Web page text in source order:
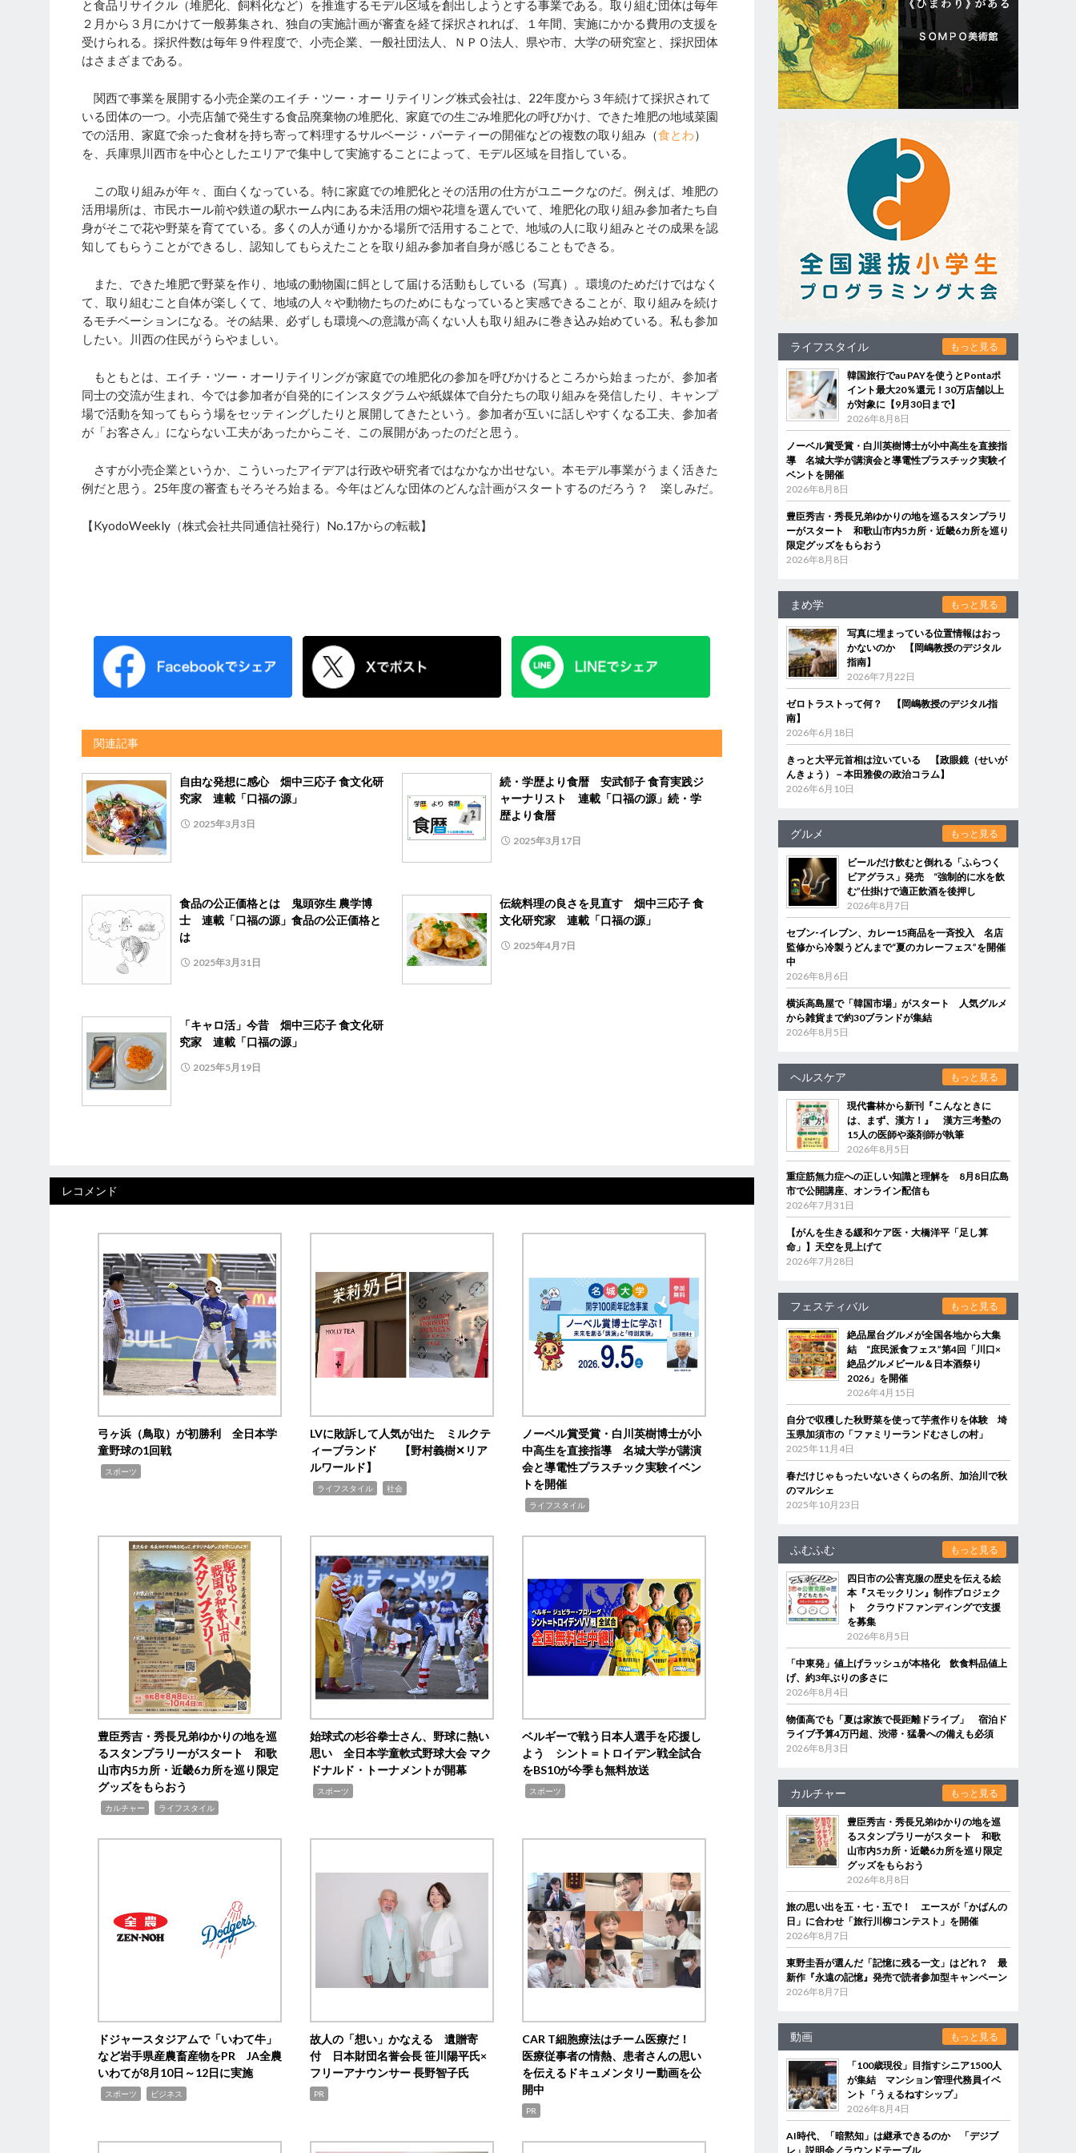
と食品リサイクル（堆肥化、飼料化など）を推進するモデル区域を創出しようとする事業である。取り組む団体は毎年
２月から３月にかけて一般募集され、独自の実施計画が審査を経て採択されれば、１年間、実施にかかる費用の支援を
受けられる。採択件数は毎年９件程度で、小売企業、一般社団法人、ＮＰＯ法人、県や市、大学の研究室と、採択団体
はさまざまである。
関西で事業を展開する小売企業のエイチ・ツー・オー リテイリング株式会社は、 22年度から３年続けて採択されて
いる団体の一つ。小売店舗で発生する食品廃棄物の堆肥化、家庭での生ごみ堆肥化の呼びかけ、できた堆肥の地域菜園
での活用、家庭で余った食材を持ち寄って料理するサルベージ・パーティーの開催などの複数の取り組み（食とわ）
を、兵庫県川西市を中心としたエリアで集中して実施することによって、モデル区域を目指している。
この取り組みが年々、面白くなっている。特に家庭での堆肥化とその活用の仕方がユニークなのだ。例えば、堆肥の
活用場所は、市民ホール前や鉄道の駅ホーム内にある未活用の畑や花壇を選んでいて、堆肥化の取り組み参加者たち自
身がそこで花や野菜を育てている。多くの人が通りかかる場所で活用することで、地域の人に取り組みとその成果を認
知してもらうことができるし、認知してもらえたことを取り組み参加者自身が感じることもできる。
また、できた堆肥で野菜を作り、地域の動物園に餌として届ける活動もしている（写真）。環境のためだけではなく
て、取り組むこと自体が楽しくて、地域の人々や動物たちのためにもなっていると実感できることが、取り組みを続け
るモチベーションになる。その結果、必ずしも環境への意識が高くない人も取り組みに巻き込み始めている。私も参加
したい。川西の住民がうらやましい。
もともとは、エイチ・ツー・オーリテイリングが家庭での堆肥化の参加を呼びかけるところから始まったが、参加者
同士の交流が生まれ、今では参加者が自発的にインスタグラムや紙媒体で自分たちの取り組みを発信したり、キャンプ
場で活動を知ってもらう場をセッティングしたりと展開してきたという。参加者が互いに話しやすくなる工夫、参加者
が「お客さん」にならない工夫があったからこそ、この展開があったのだと思う。
さすが小売企業というか、こういったアイデアは行政や研究者ではなかなか出せない。本モデル事業がうまく活きた
例だと思う。 25年度の審査もそろそろ始まる。今年はどんな団体のどんな計画がスタートするのだろう？ 楽しみだ。
【KyodoWeekly（株式会社共同通信社発行）No.17からの転載】
関連記事
自由な発想に感心 畑中三応子 食文化研
究家 連載「口福の源」
2025年3月3日
続・学歴より食暦 安武郁子 食育実践ジ
ャーナリスト 連載「口福の源」続・学
歴より食暦
2025年3月17日
食品の公正価格とは 鬼頭弥生 農学博
士 連載「口福の源」食品の公正価格と
は
2025年3月31日
伝統料理の良さを見直す 畑中三応子 食
文化研究家 連載「口福の源」
2025年4月7日
「キャロ活」今昔 畑中三応子 食文化研
究家 連載「口福の源」
2025年5月19日
レコメンド
弓ヶ浜（鳥取）が初勝利 全日本学
童野球の1回戦
スポーツ
LVに敗訴して人気が出た ミルクテ
ィーブランド 【野村義樹✕リア
ルワールド】
ライフスタイル 社会
ノーベル賞受賞・白川英樹博士が小
中高生を直接指導 名城大学が講演
会と導電性プラスチック実験イベン
トを開催
ライフスタイル
豊臣秀吉・秀長兄弟ゆかりの地を巡
るスタンプラリーがスタート 和歌
山市内5カ所・近畿6カ所を巡り限定
グッズをもらおう
カルチャー ライフスタイル
始球式の杉谷拳士さん、野球に熱い
思い 全日本学童軟式野球大会 マク
ドナルド・トーナメントが開幕
スポーツ
ベルギーで戦う日本人選手を応援し
よう シント＝トロイデン戦全試合
をBS10が今季も無料放送
スポーツ
ドジャースタジアムで「いわて牛」
など岩手県産農畜産物をPR JA全農
いわてが8月10日～12日に実施
スポーツ ビジネス
故人の「想い」かなえる 遺贈寄
付 日本財団名誉会長 笹川陽平氏×
フリーアナウンサー 長野智子氏
PR
CAR T細胞療法はチーム医療だ！
医療従事者の情熱、患者さんの思い
を伝えるドキュメンタリー動画を公
開中
PR
ライフスタイル もっと見る
韓国旅行でau PAYを使うとPontaポ
イント最大20％還元！30万店舗以上
が対象に【9月30日まで】
2026年8月8日
ノーベル賞受賞・白川英樹博士が小中高生を直接指
導 名城大学が講演会と導電性プラスチック実験イ
ベントを開催
2026年8月8日
豊臣秀吉・秀長兄弟ゆかりの地を巡るスタンプラリ
ーがスタート 和歌山市内5カ所・近畿6カ所を巡り
限定グッズをもらおう
2026年8月8日
まめ学 もっと見る
写真に埋まっている位置情報はおっ
かないのか 【岡嶋教授のデジタル
指南】
2026年7月22日
ゼロトラストって何？ 【岡嶋教授のデジタル指
南】
2026年6月18日
きっと大平元首相は泣いている 【政眼鏡（せいが
んきょう）－本田雅俊の政治コラム】
2026年6月10日
グルメ もっと見る
ビールだけ飲むと倒れる「ふらつく
ビアグラス」発売 “強制的に水を飲
む”仕掛けで適正飲酒を後押し
2026年8月7日
セブン‐イレブン、カレー15商品を一斉投入 名店
監修から冷製うどんまで“夏のカレーフェス”を開催
中
2026年8月6日
横浜高島屋で「韓国市場」がスタート 人気グルメ
から雑貨まで約30ブランドが集結
2026年8月5日
ヘルスケア もっと見る
現代書林から新刊『こんなときに
は、まず、漢方！』 漢方三考塾の
15人の医師や薬剤師が執筆
2026年8月5日
重症筋無力症への正しい知識と理解を 8月8日広島
市で公開講座、オンライン配信も
2026年7月31日
【がんを生きる緩和ケア医・大橋洋平「足し算
命」】天空を見上げて
2026年7月28日
フェスティバル もっと見る
絶品屋台グルメが全国各地から大集
結 “庶民派食フェス”第4回「川口×
絶品グルメビール＆日本酒祭り
2026」を開催
2026年4月15日
自分で収穫した秋野菜を使って芋煮作りを体験 埼
玉県加須市の「ファミリーランドむさしの村」
2025年11月4日
春だけじゃもったいないさくらの名所、加治川で秋
のマルシェ
2025年10月23日
ふむふむ もっと見る
四日市の公害克服の歴史を伝える絵
本『スモックリン』制作プロジェク
ト クラウドファンディングで支援
を募集
2026年8月5日
「中東発」値上げラッシュが本格化 飲食料品値上
げ、約3年ぶりの多さに
2026年8月4日
物価高でも「夏は家族で長距離ドライブ」 宿泊ド
ライブ予算4万円超、渋滞・猛暑への備えも必須
2026年8月3日
カルチャー もっと見る
豊臣秀吉・秀長兄弟ゆかりの地を巡
るスタンプラリーがスタート 和歌
山市内5カ所・近畿6カ所を巡り限定
グッズをもらおう
2026年8月8日
旅の思い出を五・七・五で！ エースが「かばんの
日」に合わせ「旅行川柳コンテスト」を開催
2026年8月7日
東野圭吾が選んだ「記憶に残る一文」はどれ？ 最
新作『永遠の記憶』発売で読者参加型キャンペーン
2026年8月7日
動画 もっと見る
「100歳現役」目指すシニア1500人
が集結 マンション管理代務員イベ
ント「うぇるねすシップ」
2026年8月4日
AI時代、「暗黙知」は継承できるのか 「デジブ
レ」説明会／ラウンドテーブル